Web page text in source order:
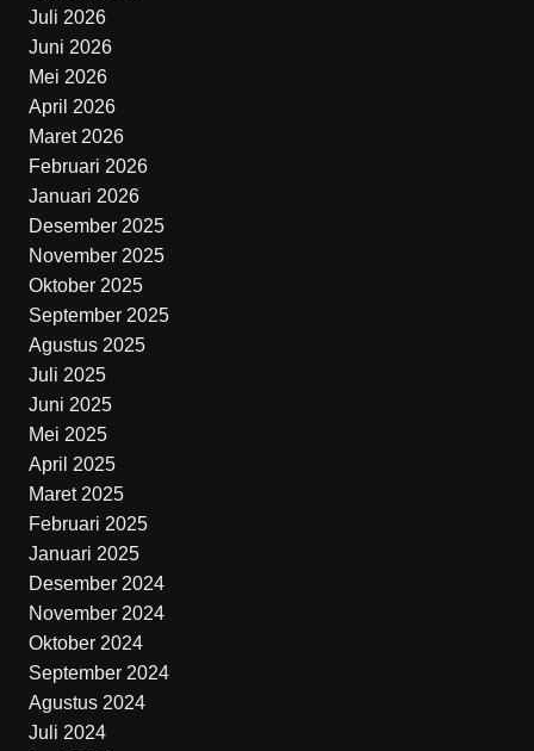
Juli 2026
Juni 2026
Mei 2026
April 2026
Maret 2026
Februari 2026
Januari 2026
Desember 2025
November 2025
Oktober 2025
September 2025
Agustus 2025
Juli 2025
Juni 2025
Mei 2025
April 2025
Maret 2025
Februari 2025
Januari 2025
Desember 2024
November 2024
Oktober 2024
September 2024
Agustus 2024
Juli 2024